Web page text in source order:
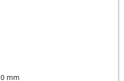
0 mm